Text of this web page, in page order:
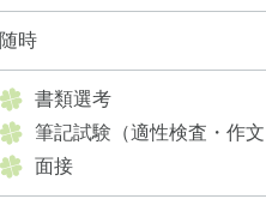
随時
書類選考
筆記試験（適性検査・作文
面接